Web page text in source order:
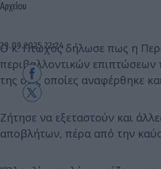
Αρχείου
29.09.2025 22:24
Ο κ. Πτωχός δήλωσε πως η
περιβαλλοντικών
της στις οποίες αναφέρθηκε
Ζήτησε να εξεταστούν και
αποβλήτων, πέρα από την